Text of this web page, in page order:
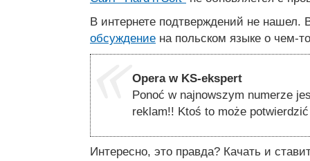
В интернете подтверждений не нашел.
обсуждение на польском языке о чем-
Opera w KS-ekspert
Ponoć w najnowszym numerze
reklam!! Ktoś to może
Интересно, это правда? Качать и